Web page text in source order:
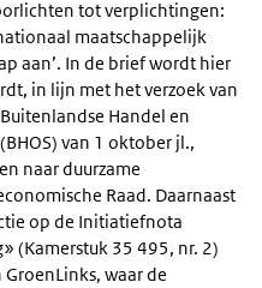
tot verplichtingen:
maatschappelijk
aan’. In de brief wordt hier
in lijn met het verzoek van
Handel en
van 1 oktober jl.,
naar duurzame
Raad. Daarnaast
op de Initiatiefnota
(Kamerstuk 35 495, nr. 2)
GroenLinks, waar de